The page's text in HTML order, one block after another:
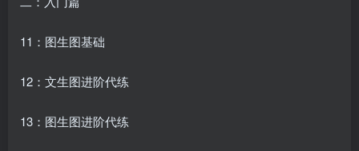
11：图生图基础
12：文生图进阶代练
13：图生图进阶代练